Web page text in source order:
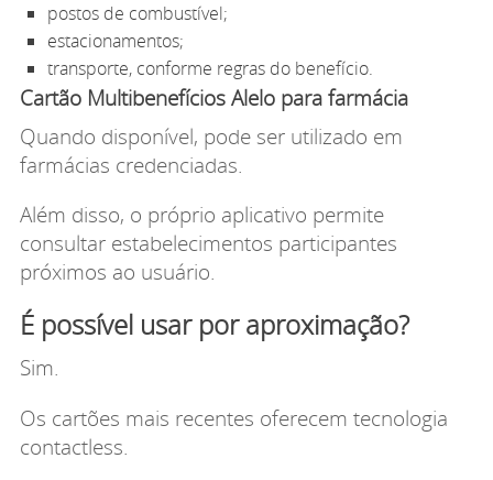
postos de combustível;
estacionamentos;
transporte, conforme regras do benefício.
Cartão Multibenefícios Alelo para farmácia
Quando disponível, pode ser utilizado em
farmácias credenciadas.
Além disso, o próprio aplicativo permite
consultar estabelecimentos participantes
próximos ao usuário.
É possível usar por aproximação?
Sim.
Os cartões mais recentes oferecem tecnologia
contactless.